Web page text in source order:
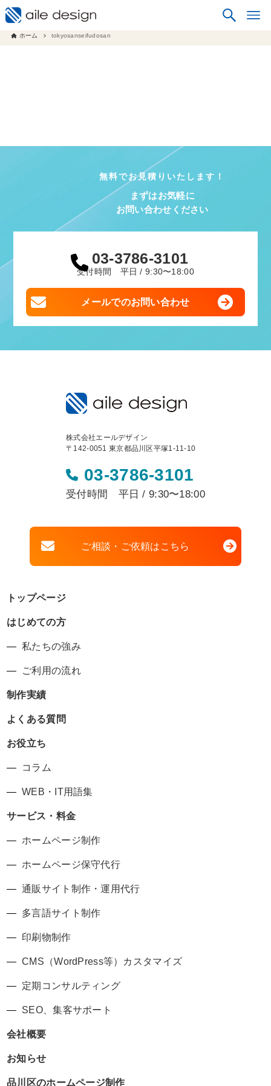
ホーム tokyosanseifudosan
無料でお見積りいたします！
まずはお気軽に
お問い合わせください
03-3786-3101
受付時間 平日 / 9:30〜18:00
メールでのお問い合わせ
株式会社エールデザイン
〒142-0051 東京都品川区平塚1-11-10
03-3786-3101
受付時間 平日 / 9:30〜18:00
ご相談・ご依頼はこちら
トップページ
はじめての方
私たちの強み
ご利用の流れ
制作実績
よくある質問
お役立ち
コラム
WEB・IT用語集
サービス・料金
ホームページ制作
ホームページ保守代行
通販サイト制作・運用代行
多言語サイト制作
印刷物制作
CMS（WordPress等）カスタマイズ
定期コンサルティング
SEO、集客サポート
会社概要
お知らせ
品川区のホームページ制作